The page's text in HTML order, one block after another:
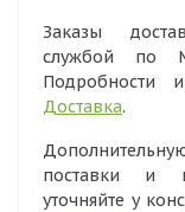
Заказы
службой по
Подробности
Доставка.
поставки и
уточняйте у